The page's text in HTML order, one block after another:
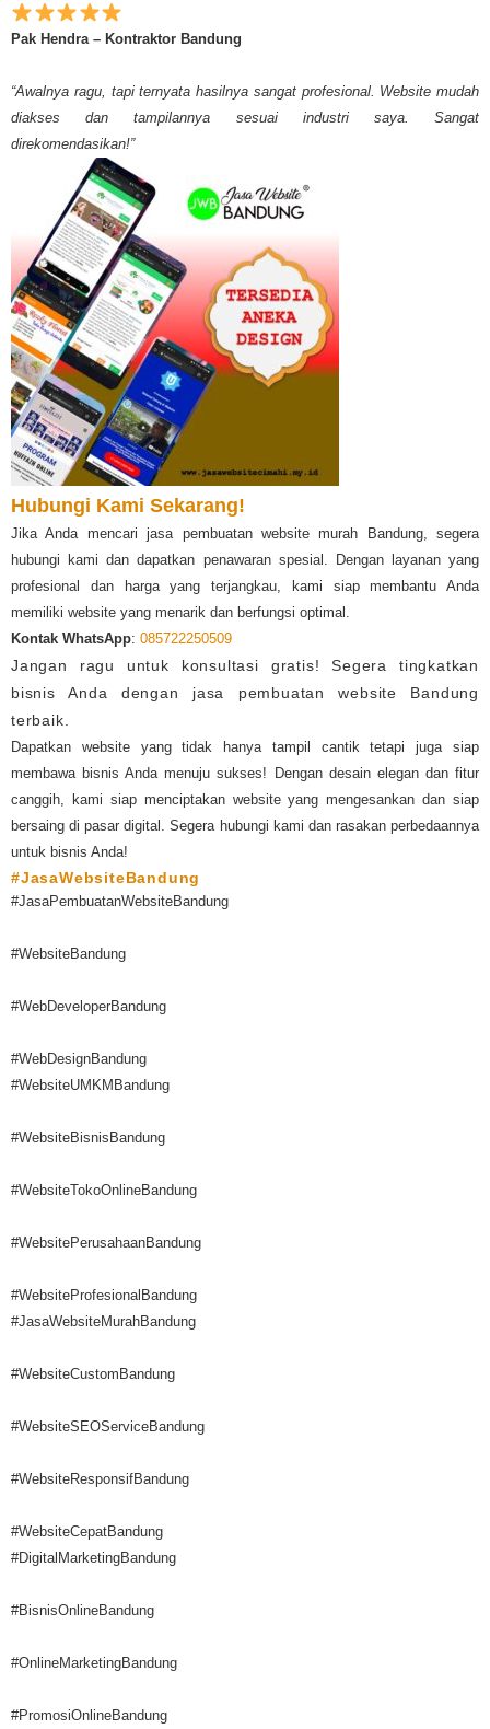
Pak Hendra – Kontraktor Bandung
“Awalnya ragu, tapi ternyata hasilnya sangat profesional. Website mudah
diakses dan tampilannya sesuai industri saya. Sangat
direkomendasikan!”
Hubungi Kami Sekarang!
Jika Anda mencari jasa pembuatan website murah Bandung, segera
hubungi kami dan dapatkan penawaran spesial. Dengan layanan yang
profesional dan harga yang terjangkau, kami siap membantu Anda
memiliki website yang menarik dan berfungsi optimal.
Kontak WhatsApp: 085722250509
Jangan ragu untuk konsultasi gratis! Segera tingkatkan
bisnis Anda dengan jasa pembuatan website Bandung
terbaik.
Dapatkan website yang tidak hanya tampil cantik tetapi juga siap
membawa bisnis Anda menuju sukses! Dengan desain elegan dan fitur
canggih, kami siap menciptakan website yang mengesankan dan siap
bersaing di pasar digital. Segera hubungi kami dan rasakan perbedaannya
untuk bisnis Anda!
#JasaWebsiteBandung
#JasaPembuatanWebsiteBandung
#WebsiteBandung
#WebDeveloperBandung
#WebDesignBandung
#WebsiteUMKMBandung
#WebsiteBisnisBandung
#WebsiteTokoOnlineBandung
#WebsitePerusahaanBandung
#WebsiteProfesionalBandung
#JasaWebsiteMurahBandung
#WebsiteCustomBandung
#WebsiteSEOServiceBandung
#WebsiteResponsifBandung
#WebsiteCepatBandung
#DigitalMarketingBandung
#BisnisOnlineBandung
#OnlineMarketingBandung
#PromosiOnlineBandung